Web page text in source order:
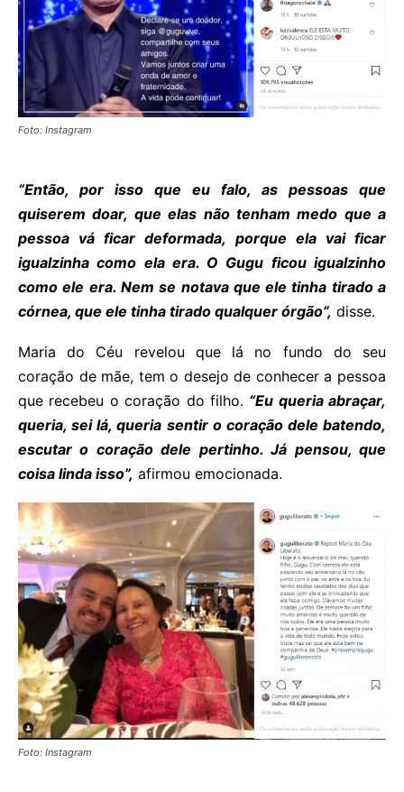
Foto: Instagram
“Então, por isso que eu falo, as pessoas que
quiserem doar, que elas não tenham medo que a
pessoa vá ficar deformada, porque ela vai ficar
igualzinha como ela era. O Gugu ficou igualzinho
como ele era. Nem se notava que ele tinha tirado a
córnea, que ele tinha tirado qualquer órgão”, disse.
Maria do Céu revelou que lá no fundo do seu
coração de mãe, tem o desejo de conhecer a pessoa
que recebeu o coração do filho. “Eu queria abraçar,
queria, sei lá, queria sentir o coração dele batendo,
escutar o coração dele pertinho. Já pensou, que
coisa linda isso”, afirmou emocionada.
Foto: Instagram